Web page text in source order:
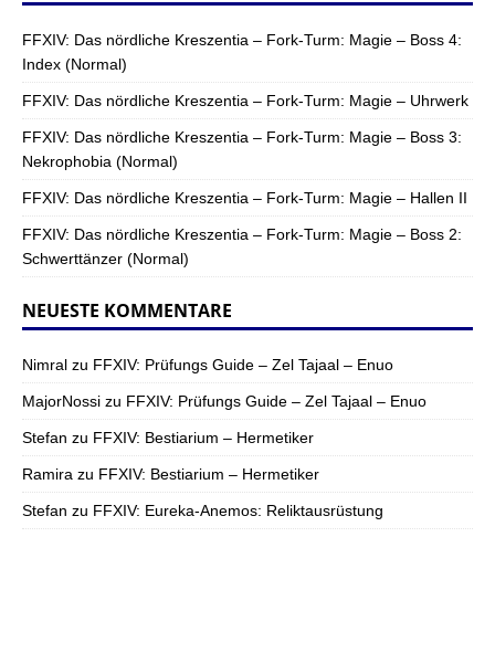
FFXIV: Das nördliche Kreszentia – Fork-Turm: Magie – Boss 4:
Index (Normal)
FFXIV: Das nördliche Kreszentia – Fork-Turm: Magie – Uhrwerk
FFXIV: Das nördliche Kreszentia – Fork-Turm: Magie – Boss 3:
Nekrophobia (Normal)
FFXIV: Das nördliche Kreszentia – Fork-Turm: Magie – Hallen II
FFXIV: Das nördliche Kreszentia – Fork-Turm: Magie – Boss 2:
Schwerttänzer (Normal)
NEUESTE KOMMENTARE
Nimral zu FFXIV: Prüfungs Guide – Zel Tajaal – Enuo
MajorNossi zu FFXIV: Prüfungs Guide – Zel Tajaal – Enuo
Stefan zu FFXIV: Bestiarium – Hermetiker
Ramira zu FFXIV: Bestiarium – Hermetiker
Stefan zu FFXIV: Eureka-Anemos: Reliktausrüstung